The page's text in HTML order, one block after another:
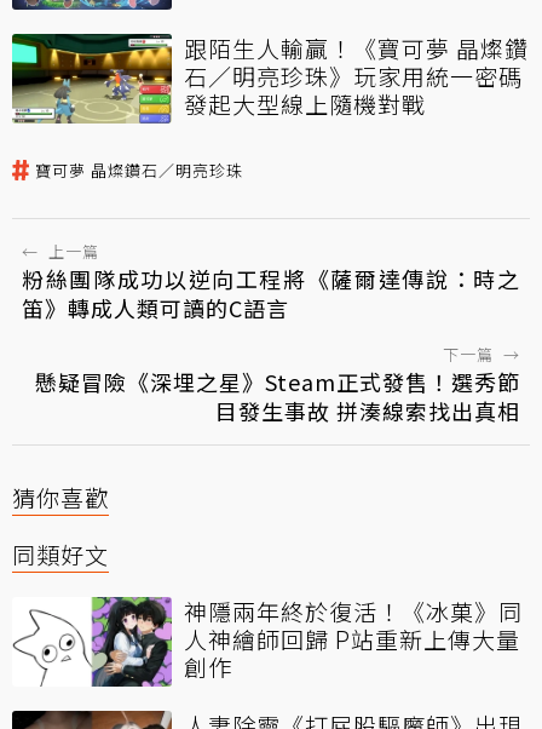
跟陌生人輸贏！《寶可夢 晶燦鑽
石／明亮珍珠》玩家用統一密碼
發起大型線上隨機對戰
寶可夢 晶燦鑽石／明亮珍珠
← 上一篇
粉絲團隊成功以逆向工程將《薩爾達傳說：時之
笛》轉成人類可讀的C語言
下一篇 →
懸疑冒險《深埋之星》Steam正式發售！選秀節
目發生事故 拼湊線索找出真相
猜你喜歡
同類好文
神隱兩年終於復活！《冰菓》同
人神繪師回歸 P站重新上傳大量
創作